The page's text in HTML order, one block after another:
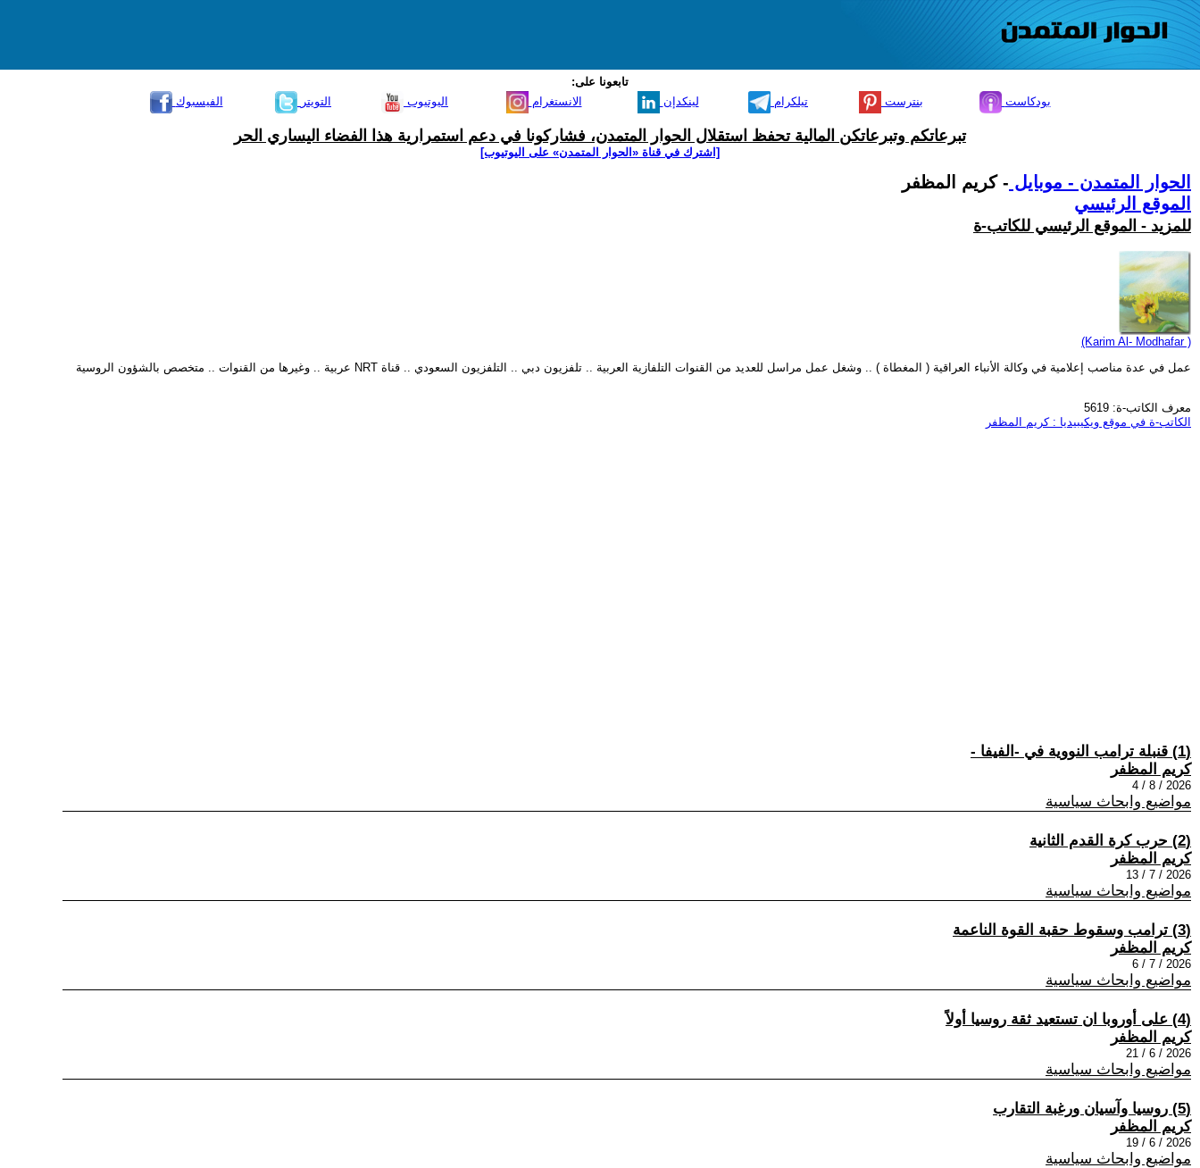
تابعونا على:
الفيسبوك
التويتر اليوتيوب الانستغرام لينكدإن تيلكرام بنترست بودكاست
تبرعاتكم وتبرعاتكن المالية تحفظ استقلال الحوار المتمدن، فشاركونا في دعم استمرارية هذا الفضاء اليساري الحر
[اشترك في قناة ‫«الحوار المتمدن» على اليوتيوب]
الحوار المتمدن - موبايل - كريم المظفر
الموقع الرئيسي
للمزيد - الموقع الرئيسي للكاتب-ة
(Karim Al- Modhafar )
عمل في عدة مناصب إعلامية في وكالة الأنباء العراقية ( المغطاة ) .. وشغل عمل مراسل للعديد من القنوات التلفازية العربية .. تلفزيون دبي .. التلفزيون السعودي .. قناة NRT عربية .. وغيرها من القنوات .. متخصص بالشؤون الروسية
معرف الكاتب-ة: 5619
الكاتب-ة في موقع ويكيبيديا : كريم المظفر
(1) قنبلة ترامب النووية في -الفيفا -
كريم المظفر
2026 / 8 / 4
مواضيع وابحاث سياسية
(2) حرب كرة القدم الثانية
كريم المظفر
2026 / 7 / 13
مواضيع وابحاث سياسية
(3) ترامب وسقوط حقبة القوة الناعمة
كريم المظفر
2026 / 7 / 6
مواضيع وابحاث سياسية
(4) على أوروبا ان تستعيد ثقة روسيا أولاً
كريم المظفر
2026 / 6 / 21
مواضيع وابحاث سياسية
(5) روسيا وآسيان ورغبة التقارب
كريم المظفر
2026 / 6 / 19
مواضيع وابحاث سياسية